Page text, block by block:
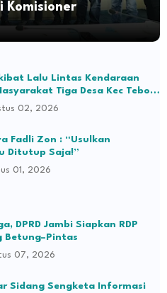
Komisioner
Lalu Lintas Kendaraan
Tiga Desa Kec Tebo
Jalan
02, 2026
Fadli Zon : “Usulkan
Ditutup Saja!”
01, 2026
DPRD Jambi Siapkan RDP
Betung–Pintas
07, 2026
Sidang Sengketa Informasi